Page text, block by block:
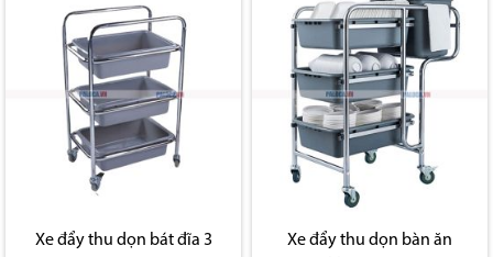
Xe đẩy thu dọn bát đĩa 3
Xe đẩy thu dọn bàn ăn